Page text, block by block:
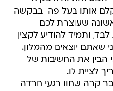
אותו בעל פה  בבקשה
שעוצרת לכם
ותמיד להודיע לקצין
שאתם יוצאים מהמלון.
הבין את החשיבות של
לציית לו.
קרה שחוו רגעי חרדה